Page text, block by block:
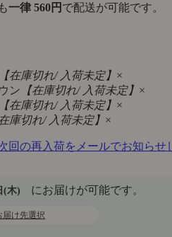
一律 560円 で配送が可能です。
【在庫切れ/ 入荷未定】 ×
ン 【在庫切れ/ 入荷未定】 ×
【在庫切れ/ 入荷未定】 ×
在庫切れ/ 入荷未定】 ×
回の再入荷をメールでお知らせ
(木) にお届けが可能です。
届け先選択